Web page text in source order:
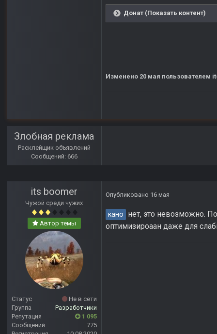
Донат (Показать контент)
Изменено 20 мая пользователем
Злобная реклама
Расклейщик объявлений
Сообщений: 666
its boomer
Чужой среди чужих
Автор темы
Статус
Не в сети
Группа
Разработчики
Репутация
1 095
Сообщений
775
Опубликовано 16 мая
кано
нет, это невозможно.
оптимизироаан даже для